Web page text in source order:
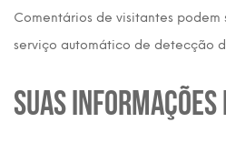
Comentários de visitantes podem
serviço automático de detecção
Suas